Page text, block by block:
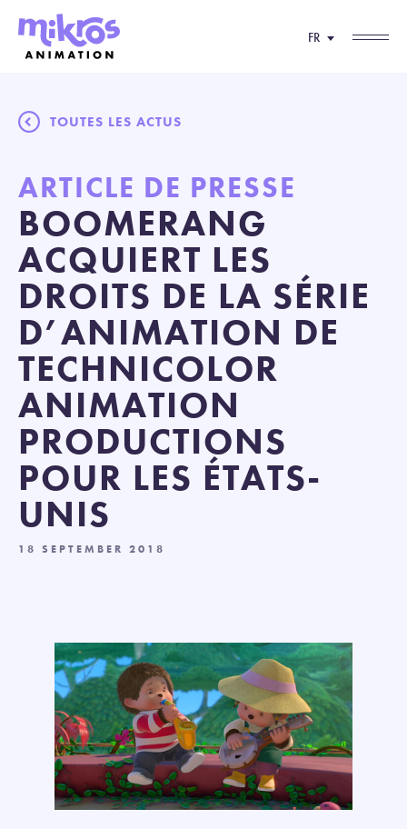
FR
TOUTES LES ACTUS
ARTICLE DE PRESSE
BOOMERANG
ACQUIERT LES
DROITS DE LA SÉRIE
D’ANIMATION DE
TECHNICOLOR
ANIMATION
PRODUCTIONS
POUR LES ÉTATS-
UNIS
18 SEPTEMBER 2018